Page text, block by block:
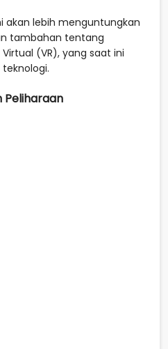
akan lebih menguntungkan
tambahan tentang
(VR), yang saat ini
Peliharaan